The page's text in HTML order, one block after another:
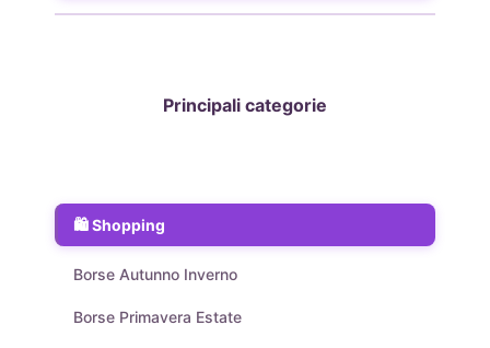
Principali categorie
Shopping
Borse Autunno Inverno
Borse Primavera Estate